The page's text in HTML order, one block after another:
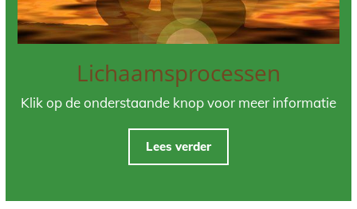
Lichaamsprocessen
Klik op de onderstaande knop voor meer informatie
Lees verder